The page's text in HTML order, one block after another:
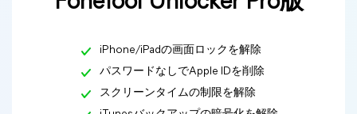
iPhone/iPadの画面ロックを解除
パスワードなしでApple IDを削除
スクリーンタイムの制限を解除